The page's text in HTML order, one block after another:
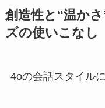
創造性と“温か
ズの使いこなし
4oの会話スタイル